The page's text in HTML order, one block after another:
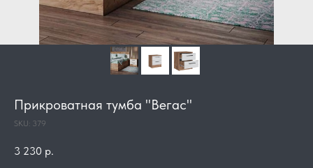
Прикроватная тумба "Вегас"
SKU: 379
3 230 р.